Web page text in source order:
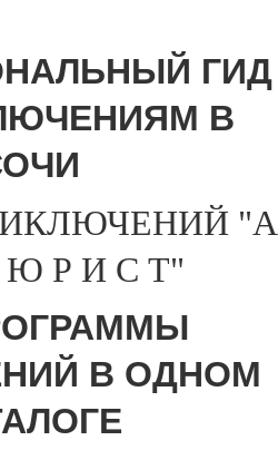
ГИД
В
"А
Ю Р И С Т"
В ОДНОМ